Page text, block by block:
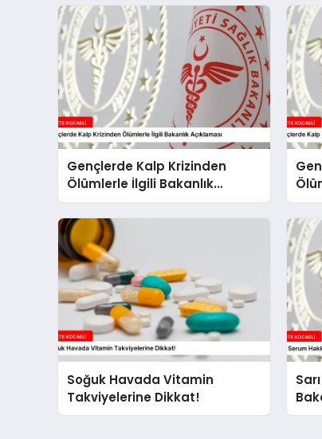
Gençlerde Kalp Krizinden
Ölümlerle İlgili Bakanlık
Açıklaması
Soğuk Havada Vitamin
Takviyelerine Dikkat!